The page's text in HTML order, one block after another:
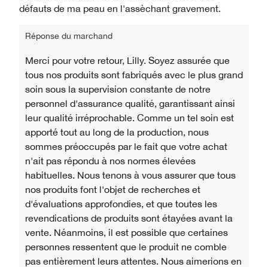
défauts de ma peau en l'assèchant gravement.
Réponse du marchand
Merci pour votre retour, Lilly. Soyez assurée que
tous nos produits sont fabriqués avec le plus grand
soin sous la supervision constante de notre
personnel d'assurance qualité, garantissant ainsi
leur qualité irréprochable. Comme un tel soin est
apporté tout au long de la production, nous
sommes préoccupés par le fait que votre achat
n'ait pas répondu à nos normes élevées
habituelles. Nous tenons à vous assurer que tous
nos produits font l'objet de recherches et
d'évaluations approfondies, et que toutes les
revendications de produits sont étayées avant la
vente. Néanmoins, il est possible que certaines
personnes ressentent que le produit ne comble
pas entièrement leurs attentes. Nous aimerions en